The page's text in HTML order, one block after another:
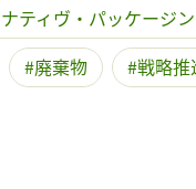
ティヴ・パッケージ
廃棄物 戦略推